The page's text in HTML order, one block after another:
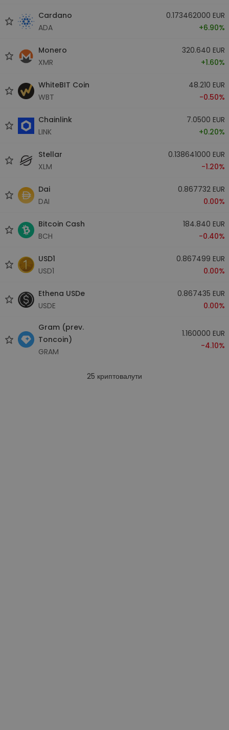
Cardano
ADA
0.173462000 EUR
+6.90%
Monero
XMR
320.640 EUR
+1.60%
WhiteBIT Coin
WBT
48.210 EUR
-0.50%
Chainlink
LINK
7.0500 EUR
+0.20%
Stellar
XLM
0.138641000 EUR
-1.20%
Dai
DAI
0.867732 EUR
0.00%
Bitcoin Cash
BCH
184.840 EUR
-0.40%
USD1
USD1
0.867499 EUR
0.00%
Ethena USDe
USDE
0.867435 EUR
0.00%
Gram (prev.
Toncoin)
GRAM
1.160000 EUR
-4.10%
25 криптовалути